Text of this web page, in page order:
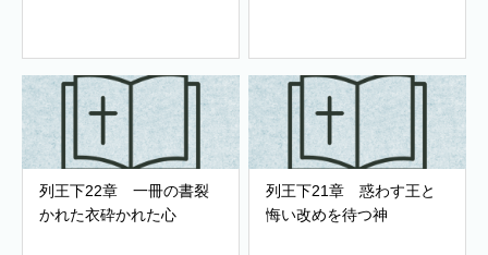
列王下22章 一冊の書裂
かれた衣砕かれた心
列王下21章 惑わす王と
悔い改めを待つ神